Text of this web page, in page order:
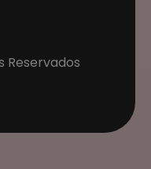
Reservados